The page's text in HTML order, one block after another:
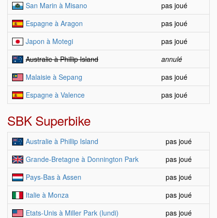
San Marin à Misano
pas joué
Espagne à Aragon
pas joué
Japon à Motegi
pas joué
Australie à Phillip Island
annulé
Malaisie à Sepang
pas joué
Espagne à Valence
pas joué
SBK Superbike
Australie à Phillip Island
pas joué
Grande-Bretagne à Donnington Park
pas joué
Pays-Bas à Assen
pas joué
Italie à Monza
pas joué
Etats-Unis à Miller Park (lundi)
pas joué